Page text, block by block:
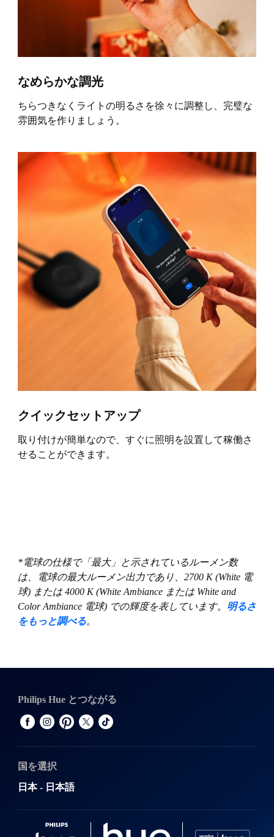
なめらかな調光
ちらつきなくライトの明るさを徐々に調整し、完璧な
雰囲気を作りましょう。
クイックセットアップ
取り付けが簡単なので、すぐに照明を設置して稼働さ
せることができます。
*電球の仕様で「最大」と示されているルーメン数
は、電球の最大ルーメン出力であり、2700 K (White 電
球) または 4000 K (White Ambiance または White and
Color Ambiance 電球) での輝度を表しています。 明るさ
をもっと調べる。
Philips Hue とつながる
国を選択
日本 - 日本語